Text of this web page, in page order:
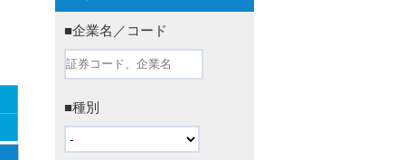
■企業名／コード
■種別